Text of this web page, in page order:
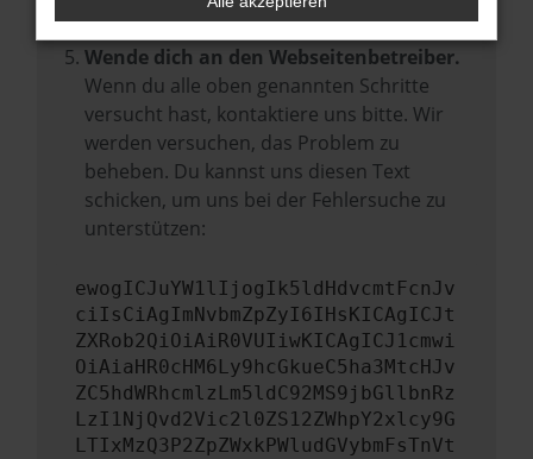
mehr unterstützt werden.
Wende dich an den Webseitenbetreiber.
Wenn du alle oben genannten Schritte
versucht hast, kontaktiere uns bitte. Wir
werden versuchen, das Problem zu
beheben. Du kannst uns diesen Text
schicken, um uns bei der Fehlersuche zu
unterstützen:
ewogICJuYW1lIjogIk5ldHdvcmtFcnJv
ciIsCiAgImNvbmZpZyI6IHsKICAgICJt
ZXRob2QiOiAiR0VUIiwKICAgICJ1cmwi
OiAiaHR0cHM6Ly9hcGkueC5ha3MtcHJv
ZC5hdWRhcmlzLm5ldC92MS9jbGllbnRz
LzI1NjQvd2Vic2l0ZS12ZWhpY2xlcy9G
LTIxMzQ3P2ZpZWxkPWludGVybmFsTnVt